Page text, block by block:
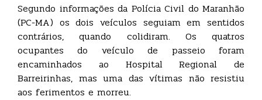
Segundo informações da Polícia Civil do Maranhão
(PC-MA) os dois veículos seguiam em sentidos
contrários, quando colidiram. Os quatros
ocupantes do veículo de passeio foram
encaminhados ao Hospital Regional de
Barreirinhas, mas uma das vítimas não resistiu
aos ferimentos e morreu.